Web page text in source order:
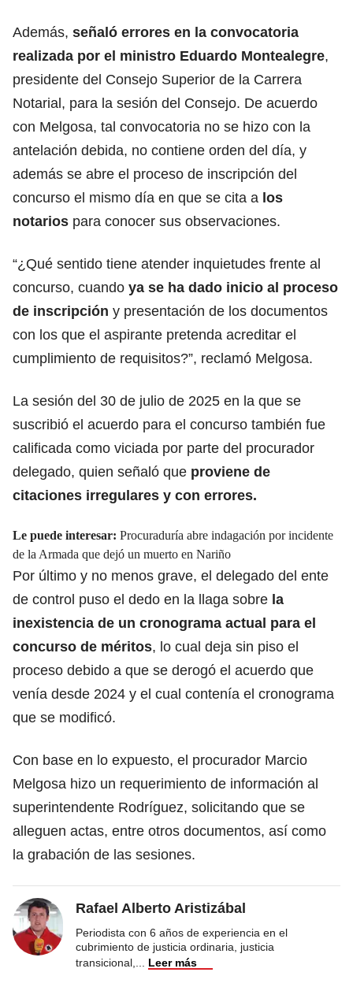
Además, señaló errores en la convocatoria
realizada por el ministro Eduardo Montealegre,
presidente del Consejo Superior de la Carrera
Notarial, para la sesión del Consejo. De acuerdo
con Melgosa, tal convocatoria no se hizo con la
antelación debida, no contiene orden del día, y
además se abre el proceso de inscripción del
concurso el mismo día en que se cita a los
notarios para conocer sus observaciones.
“¿Qué sentido tiene atender inquietudes frente al
concurso, cuando ya se ha dado inicio al proceso
de inscripción y presentación de los documentos
con los que el aspirante pretenda acreditar el
cumplimiento de requisitos?”, reclamó Melgosa.
La sesión del 30 de julio de 2025 en la que se
suscribió el acuerdo para el concurso también fue
calificada como viciada por parte del procurador
delegado, quien señaló que proviene de
citaciones irregulares y con errores.
Le puede interesar: Procuraduría abre indagación por incidente
de la Armada que dejó un muerto en Nariño
Por último y no menos grave, el delegado del ente
de control puso el dedo en la llaga sobre la
inexistencia de un cronograma actual para el
concurso de méritos, lo cual deja sin piso el
proceso debido a que se derogó el acuerdo que
venía desde 2024 y el cual contenía el cronograma
que se modificó.
Con base en lo expuesto, el procurador Marcio
Melgosa hizo un requerimiento de información al
superintendente Rodríguez, solicitando que se
alleguen actas, entre otros documentos, así como
la grabación de las sesiones.
Rafael Alberto Aristizábal
Periodista con 6 años de experiencia en el
cubrimiento de justicia ordinaria, justicia
transicional,
Leer más